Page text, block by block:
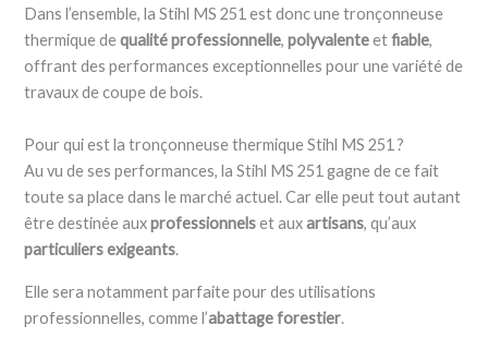
Dans l’ensemble, la Stihl MS 251 est donc une tronçonneuse
thermique dequalité professionnelle,polyvalenteetfiable,
offrant des performances exceptionnelles pour une variété de
travaux de coupe de bois.
Pour qui est la tronçonneuse thermique Stihl MS 251 ?
Au vu de ses performances, la Stihl MS 251 gagne de ce fait
toute sa place dans le marché actuel. Car elle peut tout autant
être destinée auxprofessionnelset auxartisans, qu’aux
particuliers exigeants.
Elle sera notamment parfaite pour des utilisations
professionnelles, comme l’abattage forestier.